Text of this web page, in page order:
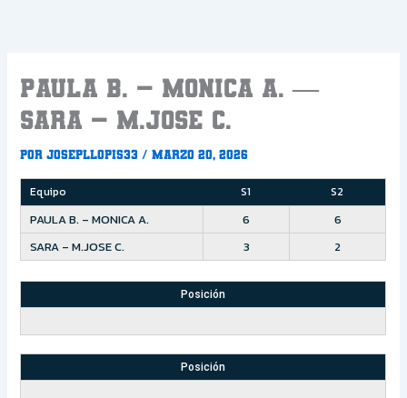
PAULA B. – MONICA A. —
SARA – M.JOSE C.
PorJosepllopis33/marzo 20, 2026
Equipo S1 S2
PAULA B. – MONICA A. 6
6
SARA – M.JOSE C.
3 2
Posición
Posición